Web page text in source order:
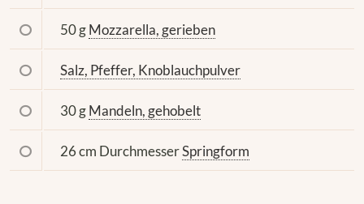
50 gMozzarella, gerieben
Salz, Pfeffer, Knoblauchpulver
30 gMandeln, gehobelt
26 cm DurchmesserSpringform